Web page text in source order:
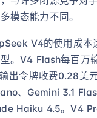
模态能力不同。
V4的使用成本
型。V4 Flash每百万
出令牌收费0.28美
、Gemini 3.1
Haiku 4.5。V4